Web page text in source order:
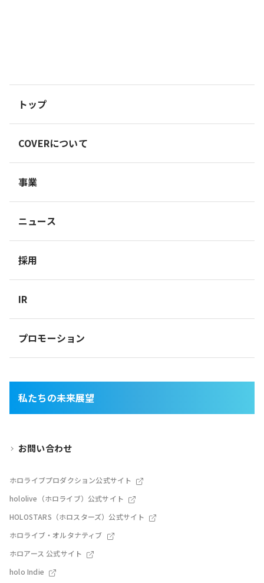
トップ
COVERについて
事業
ニュース
採用
IR
プロモーション
私たちの未来展望
お問い合わせ
ホロライブプロダクション公式サイト
hololive（ホロライブ）公式サイト
HOLOSTARS（ホロスターズ）公式サイト
ホロライブ・オルタナティブ
ホロアース 公式サイト
holo Indie